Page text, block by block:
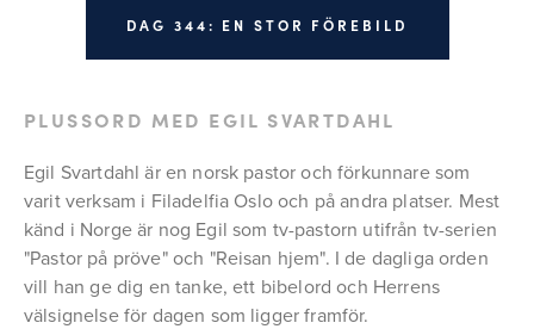
DAG 344: EN STOR FÖREBILD
PLUSSORD MED EGIL SVARTDAHL
Egil Svartdahl är en norsk pastor och förkunnare som
varit verksam i Filadelfia Oslo och på andra platser. Mest
känd i Norge är nog Egil som tv-pastorn utifrån tv-serien
"Pastor på pröve" och "Reisan hjem". I de dagliga orden
vill han ge dig en tanke, ett bibelord och Herrens
välsignelse för dagen som ligger framför.